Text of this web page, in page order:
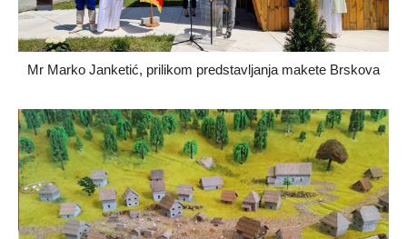
Mr Marko Janketić, prilikom predstavljanja makete Brskova